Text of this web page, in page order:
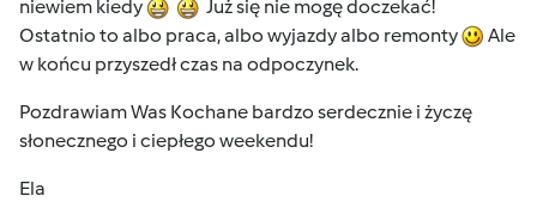
niewiem kiedy
Już się nie mogę doczekać!
Ostatnio to albo praca, albo wyjazdy albo remonty
Ale
w końcu przyszedł czas na odpoczynek.
Pozdrawiam Was Kochane bardzo serdecznie i życzę
słonecznego i ciepłego weekendu!
Ela